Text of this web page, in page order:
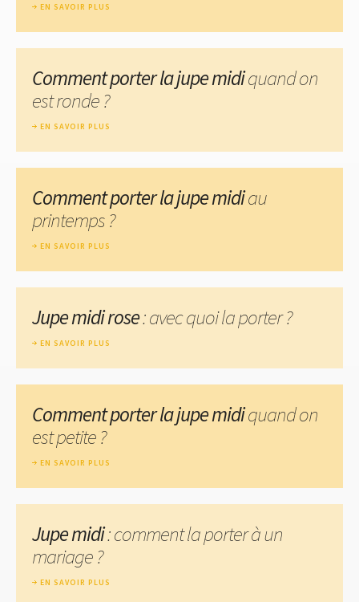
EN SAVOIR PLUS
Comment porter la jupe midiquand on
est ronde ?
EN SAVOIR PLUS
Comment porter la jupe midiau
printemps ?
EN SAVOIR PLUS
Jupe midi rose: avec quoi la porter ?
EN SAVOIR PLUS
Comment porter la jupe midiquand on
est petite ?
EN SAVOIR PLUS
Jupe midi: comment la porter à un
mariage ?
EN SAVOIR PLUS